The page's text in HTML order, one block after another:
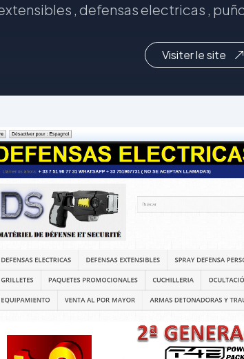
, defensas electricas ,
Visiter le site